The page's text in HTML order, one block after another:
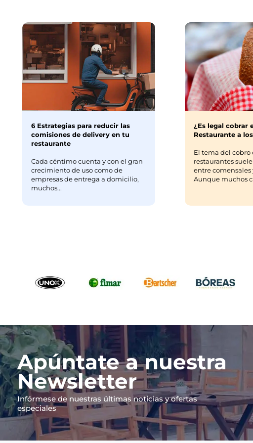
6 Estrategias para reducir las
comisiones de delivery en tu
restaurante
Cada céntimo cuenta y con el gran
crecimiento de uso como de
empresas de entrega a domicilio,
muchos...
¿Es legal cobrar
Restaurante a
El tema del cobro
restaurantes
entre comensales
Aunque muchos
Apúntate a nuestra
Newsletter
Infórmese de nuestras últimas noticias y ofertas
especiales